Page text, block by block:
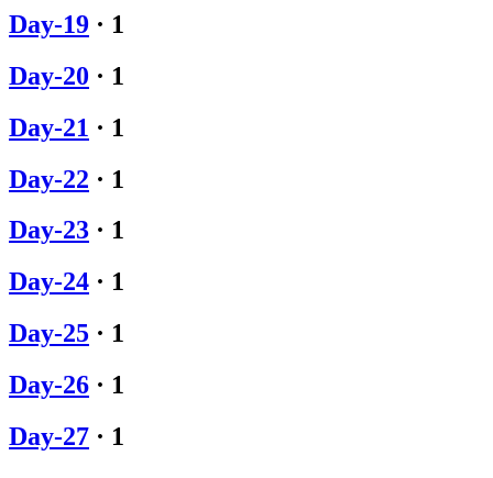
Day-19 · 1
Day-20 · 1
Day-21 · 1
Day-22 · 1
Day-23 · 1
Day-24 · 1
Day-25 · 1
Day-26 · 1
Day-27 · 1